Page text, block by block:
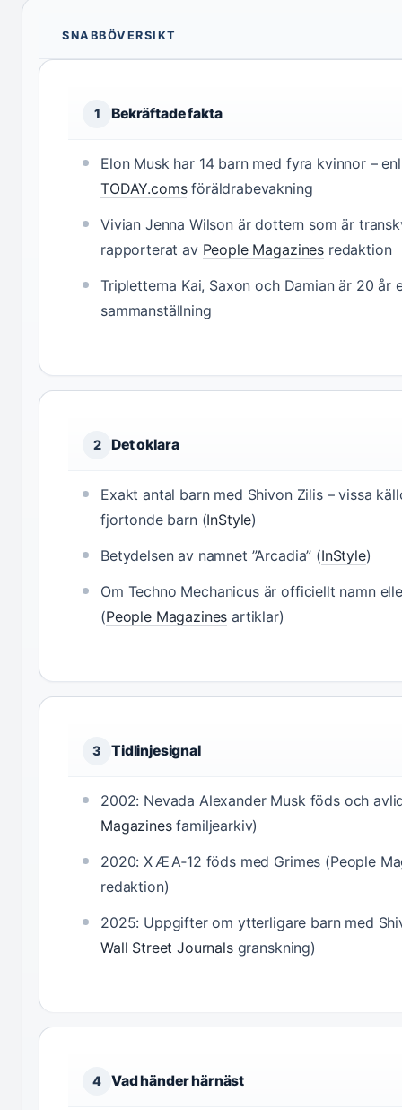
SNABBÖVERSIKT
1 Bekräftade fakta
Elon Musk har 14 barn med fyra kvinnor –
TODAY.comsföräldrabevakning
Vivian Jenna Wilson är dottern som är
rapporterat av People Magazines redaktion
Tripletterna Kai, Saxon och Damian är 20 år
sammanställning
2 Det oklara
Exakt antal barn med Shivon Zilis – vissa
fjortonde barn (InStyle)
Betydelsen av namnet ”Arcadia” (InStyle)
Om Techno Mechanicus är officiellt namn
(People Magazines artiklar)
3 Tidlinjesignal
2002: Nevada Alexander Musk föds och
Magazinesfamiljearkiv)
2020: X Æ A‑12 föds med Grimes (People
redaktion)
2025: Uppgifter om ytterligare barn med
Wall Street Journalsgranskning)
4 Vad händer härnäst